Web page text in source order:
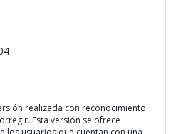
realizada con reconocimiento
Esta versión se ofrece